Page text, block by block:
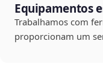
Equipamentos
Trabalhamos com
proporcionam um